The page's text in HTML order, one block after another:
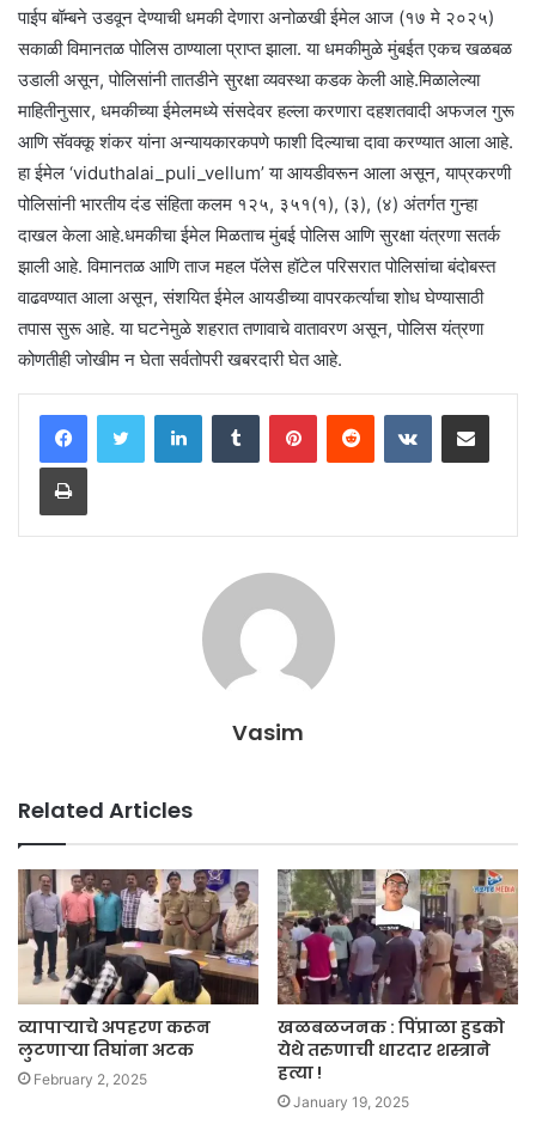
पाईप बॉम्बने उडवून देण्याची धमकी देणारा अनोळखी ईमेल आज (१७ मे २०२५)
सकाळी विमानतळ पोलिस ठाण्याला प्राप्त झाला. या धमकीमुळे मुंबईत एकच खळबळ
उडाली असून, पोलिसांनी तातडीने सुरक्षा व्यवस्था कडक केली आहे.मिळालेल्या
माहितीनुसार, धमकीच्या ईमेलमध्ये संसदेवर हल्ला करणारा दहशतवादी अफजल गुरू
आणि सॅवक्कू शंकर यांना अन्यायकारकपणे फाशी दिल्याचा दावा करण्यात आला आहे.
हा ईमेल ‘viduthalai_puli_vellum’ या आयडीवरून आला असून, याप्रकरणी
पोलिसांनी भारतीय दंड संहिता कलम १२५, ३५१(१), (३), (४) अंतर्गत गुन्हा
दाखल केला आहे.धमकीचा ईमेल मिळताच मुंबई पोलिस आणि सुरक्षा यंत्रणा सतर्क
झाली आहे. विमानतळ आणि ताज महल पॅलेस हॉटेल परिसरात पोलिसांचा बंदोबस्त
वाढवण्यात आला असून, संशयित ईमेल आयडीच्या वापरकर्त्याचा शोध घेण्यासाठी
तपास सुरू आहे. या घटनेमुळे शहरात तणावाचे वातावरण असून, पोलिस यंत्रणा
कोणतीही जोखीम न घेता सर्वतोपरी खबरदारी घेत आहे.
LinkedInTumblr PinterestReddit VKontakteShare via Email
Print
Vasim
Related Articles
व्यापाऱ्याचे अपहरण करून
लुटणाऱ्या तिघांना अटक
February 2, 2025
खळबळजनक : पिंप्राळा हुडको
येथे तरुणाची धारदार शस्त्राने
हत्या !
January 19, 2025